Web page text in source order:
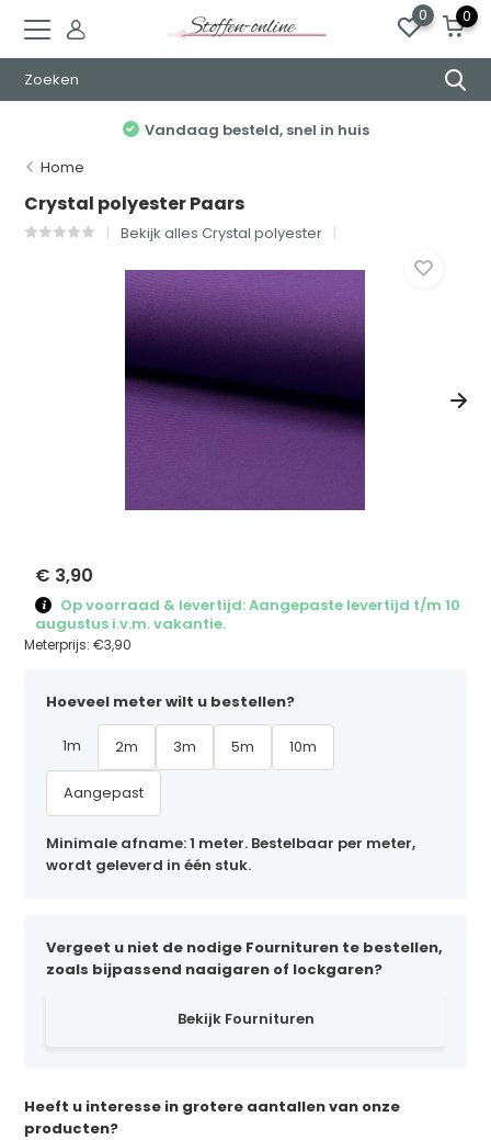
0 0
Vandaag besteld, snel in huis
Home
Crystal polyester Paars
Bekijk alles Crystal polyester
€ 3,90
Op voorraad & levertijd: Aangepaste levertijd t/m 10
augustus i.v.m. vakantie.
Meterprijs:€3,90
Hoeveel meter wilt u bestellen?
1m 2m 3m 5m 10m
Aangepast
Minimale afname: 1 meter. Bestelbaar per meter,
wordt geleverd in één stuk.
Vergeet u niet de nodige Fournituren te bestellen,
zoals bijpassend naaigaren of lockgaren?
Bekijk Fournituren
Heeft u interesse in grotere aantallen van onze
producten?